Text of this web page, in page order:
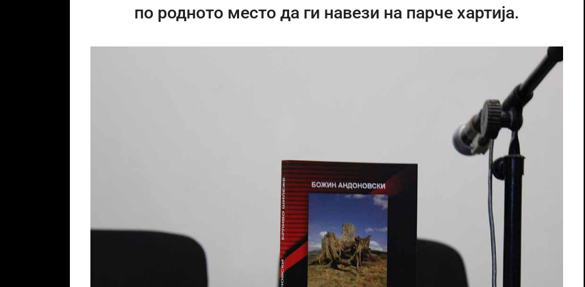
по родното место да ги навези на парче хартија.